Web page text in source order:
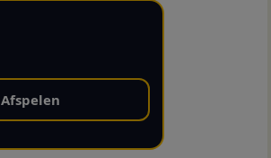
Afspelen